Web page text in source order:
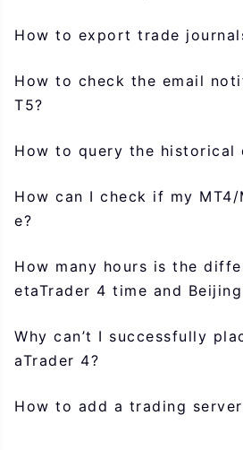
How to export trade
How to check the email
T5?
How to query the historical
How can I check if my
e?
How many hours is the
etaTrader 4 time and
Why can’t I successfully
aTrader 4?
How to add a trading server